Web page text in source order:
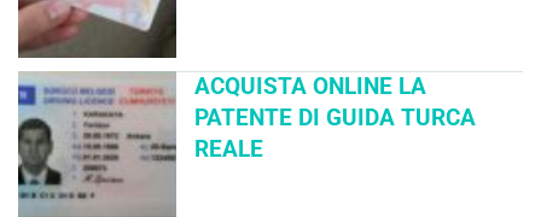
ACQUISTA ONLINE LA
PATENTE DI GUIDA TURCA
REALE